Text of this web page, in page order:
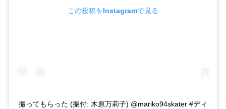
この投稿をInstagramで見る
撮ってもらった (振付: 木原万莉子) @mariko94skater #ディ